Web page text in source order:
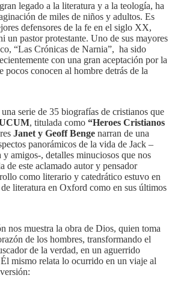
legado a la literatura y a la teología, ha
de miles de niños y adultos. Es
defensores de la fe en el siglo XX,
un pastor protestante. Uno de sus mayores
“Las Crónicas de Narnia”, ha sido
con una gran aceptación por la
conocen al hombre detrás de la
serie de 35 biografías de cristianos que
, titulada como “Heroes Cristianos
Janet y Geoff Benge narran de una
panorámicos de la vida de Jack –
amigos-, detalles minuciosos que nos
de este aclamado autor y pensador
como literario y catedrático estuvo en
literatura en Oxford como en sus últimos
nos muestra la obra de Dios, quien toma
de los hombres, transformando el
de la verdad, en un aguerrido
mismo relata lo ocurrido en un viaje al